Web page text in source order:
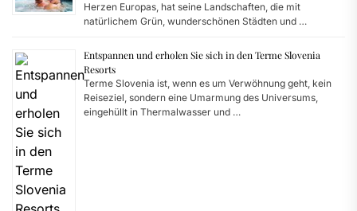
Herzen Europas, hat seine Landschaften, die mit
natürlichem Grün, wunderschönen Städten und …
Entspannen und erholen Sie sich in den Terme Slovenia
Resorts
Terme Slovenia ist, wenn es um Verwöhnung geht, kein
Reiseziel, sondern eine Umarmung des Universums,
eingehüllt in Thermalwasser und …